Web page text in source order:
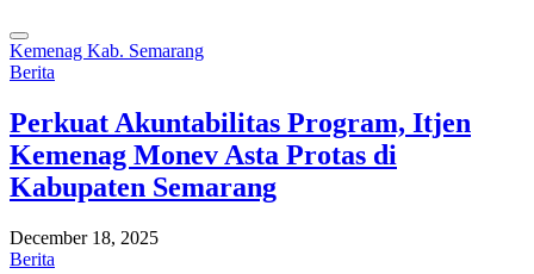
Kemenag Kab. Semarang
Berita
Perkuat Akuntabilitas Program, Itjen
Kemenag Monev Asta Protas di
Kabupaten Semarang
December 18, 2025
Berita